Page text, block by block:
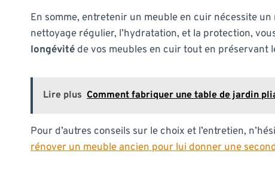
En somme, entretenir un meuble en cuir nécessite
nettoyage régulier, l’hydratation, et la protection,
longévité de vos meubles en cuir tout en préservant
Lire plus Comment fabriquer une table de jardin
Pour d’autres conseils sur le choix et l’entretien,
rénover un meuble ancien pour lui donner une